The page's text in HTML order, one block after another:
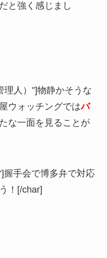
と強く感じまし
理人）”]物静かそうな
ウォッチングではバ
な一面を見ることが
握手会で博多弁で対応
！[/char]